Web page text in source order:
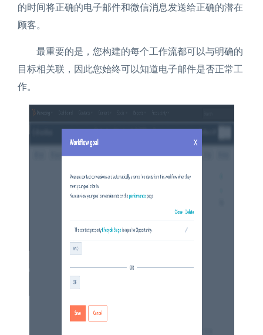
的时间将正确的电子邮件和微信消息发送给正确的潜在
顾客。
最重要的是，您构建的每个工作流都可以与明确的
目标相关联，因此您始终可以知道电子邮件是否正常工
作。